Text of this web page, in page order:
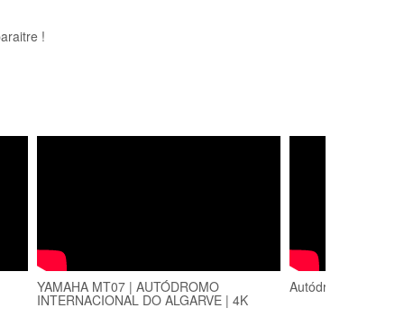
!
YAMAHA MT07 | AUTÓDROMO
INTERNACIONAL DO ALGARVE | 4K
Autódromo